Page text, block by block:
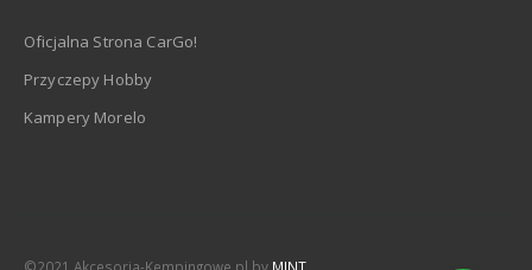
Oficjalna Strona CarGo!
Przyczepy Hobby
Kampery Morelo